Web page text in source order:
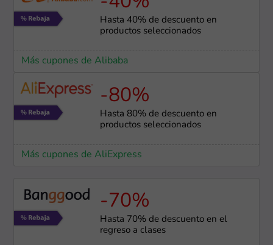
Hasta 40% de descuento en
productos seleccionados
Más cupones de Alibaba
-80%
Hasta 80% de descuento en
productos seleccionados
Más cupones de AliExpress
-70%
Hasta 70% de descuento en el
regreso a clases